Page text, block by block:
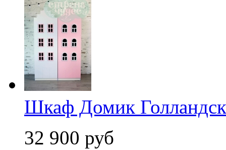
Шкаф Домик
32 900 руб